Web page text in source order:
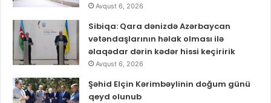
Avqust 6, 2026
Sibiqa: Qara dənizdə Azərbaycan
vətəndaşlarının həlak olması ilə
əlaqədar dərin kədər hissi keçiririk
Avqust 6, 2026
Şəhid Elçin Kərimbəylinin doğum günü
qeyd olunub